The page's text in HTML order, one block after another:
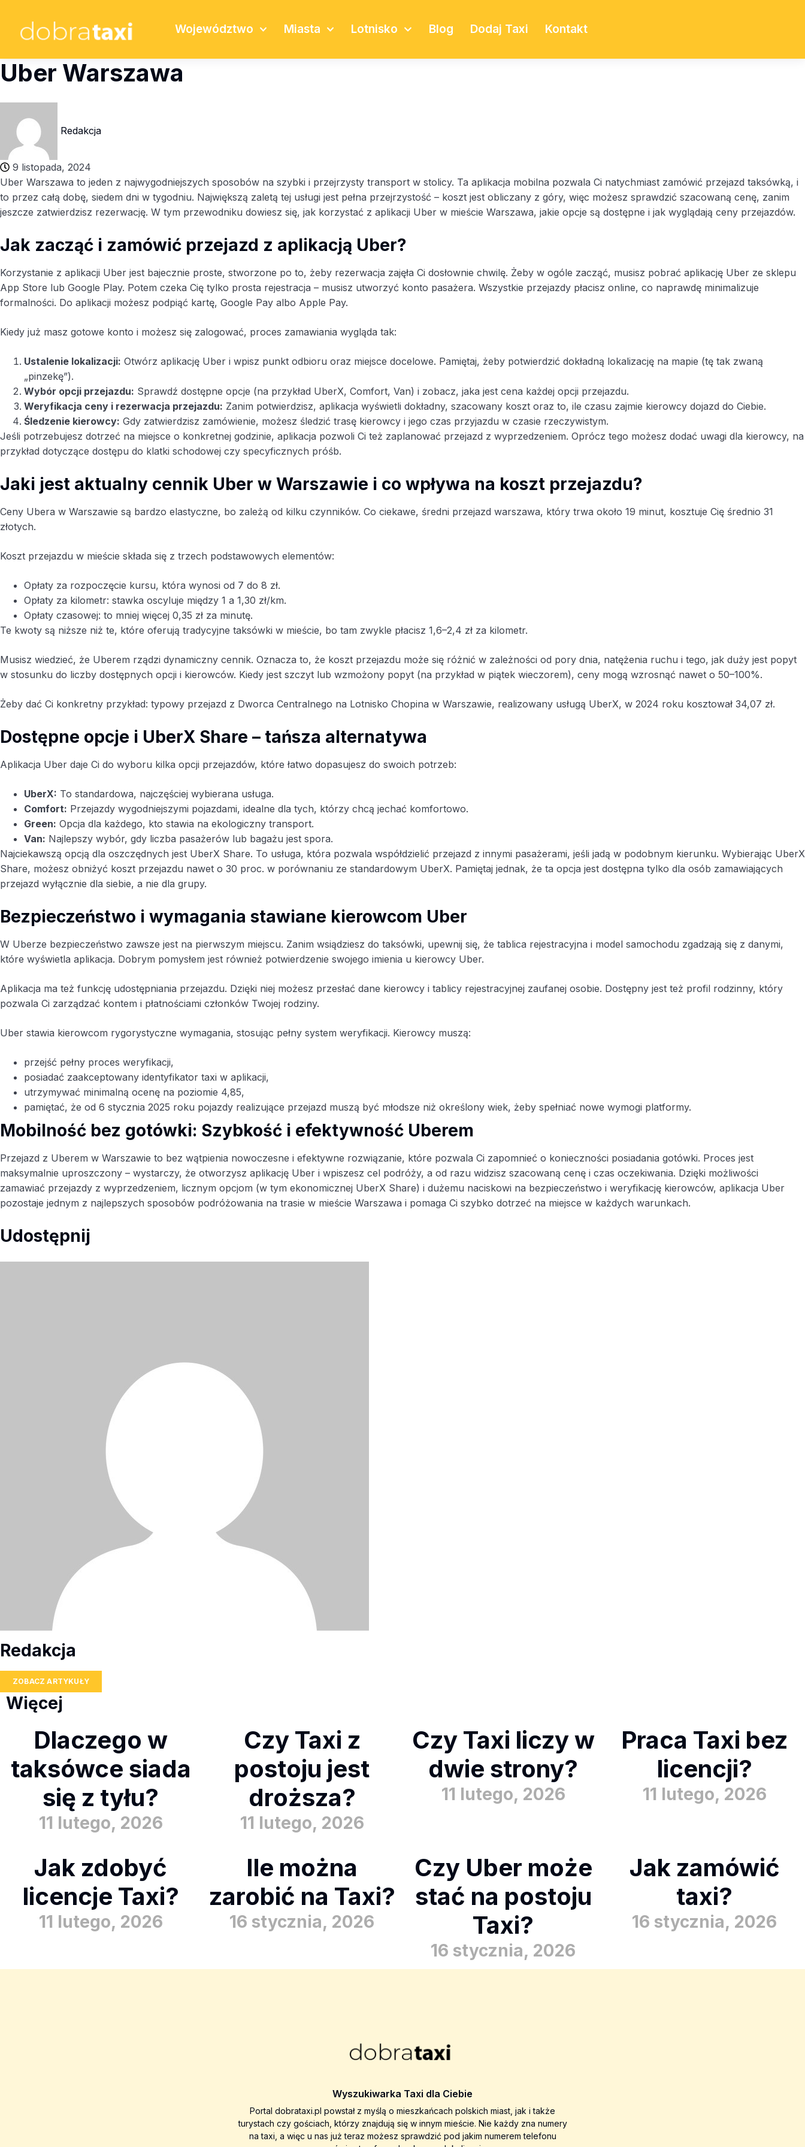
Województwo Miasta Lotnisko Blog Dodaj Taxi Kontakt
Uber Warszawa
Redakcja
9 listopada, 2024
Uber Warszawa to jeden z najwygodniejszych sposobów na szybki i przejrzysty transport w stolicy. Ta aplikacja mobilna pozwala Ci natychmiast zamówić przejazd taksówką, i
to przez całą dobę, siedem dni w tygodniu. Największą zaletą tej usługi jest pełna przejrzystość – koszt jest obliczany z góry, więc możesz sprawdzić szacowaną cenę, zanim
jeszcze zatwierdzisz rezerwację. W tym przewodniku dowiesz się, jak korzystać z aplikacji Uber w mieście Warszawa, jakie opcje są dostępne i jak wyglądają ceny przejazdów.
Jak zacząć i zamówić przejazd z aplikacją Uber?
Korzystanie z aplikacji Uber jest bajecznie proste, stworzone po to, żeby rezerwacja zajęła Ci dosłownie chwilę. Żeby w ogóle zacząć, musisz pobrać aplikację Uber ze sklepu
App Store lub Google Play. Potem czeka Cię tylko prosta rejestracja – musisz utworzyć konto pasażera. Wszystkie przejazdy płacisz online, co naprawdę minimalizuje
formalności. Do aplikacji możesz podpiąć kartę, Google Pay albo Apple Pay.
Kiedy już masz gotowe konto i możesz się zalogować, proces zamawiania wygląda tak:
Ustalenie lokalizacji: Otwórz aplikację Uber i wpisz punkt odbioru oraz miejsce docelowe. Pamiętaj, żeby potwierdzić dokładną lokalizację na mapie (tę tak zwaną
„pinzekę”).
Wybór opcji przejazdu: Sprawdź dostępne opcje (na przykład UberX, Comfort, Van) i zobacz, jaka jest cena każdej opcji przejazdu.
Weryfikacja ceny i rezerwacja przejazdu: Zanim potwierdzisz, aplikacja wyświetli dokładny, szacowany koszt oraz to, ile czasu zajmie kierowcy dojazd do Ciebie.
Śledzenie kierowcy: Gdy zatwierdzisz zamówienie, możesz śledzić trasę kierowcy i jego czas przyjazdu w czasie rzeczywistym.
Jeśli potrzebujesz dotrzeć na miejsce o konkretnej godzinie, aplikacja pozwoli Ci też zaplanować przejazd z wyprzedzeniem. Oprócz tego możesz dodać uwagi dla kierowcy, na
przykład dotyczące dostępu do klatki schodowej czy specyficznych próśb.
Jaki jest aktualny cennik Uber w Warszawie i co wpływa na koszt przejazdu?
Ceny Ubera w Warszawie są bardzo elastyczne, bo zależą od kilku czynników. Co ciekawe, średni przejazd warszawa, który trwa około 19 minut, kosztuje Cię średnio 31
złotych.
Koszt przejazdu w mieście składa się z trzech podstawowych elementów:
Opłaty za rozpoczęcie kursu, która wynosi od 7 do 8 zł.
Opłaty za kilometr: stawka oscyluje między 1 a 1,30 zł/km.
Opłaty czasowej: to mniej więcej 0,35 zł za minutę.
Te kwoty są niższe niż te, które oferują tradycyjne taksówki w mieście, bo tam zwykle płacisz 1,6–2,4 zł za kilometr.
Musisz wiedzieć, że Uberem rządzi dynamiczny cennik. Oznacza to, że koszt przejazdu może się różnić w zależności od pory dnia, natężenia ruchu i tego, jak duży jest popyt
w stosunku do liczby dostępnych opcji i kierowców. Kiedy jest szczyt lub wzmożony popyt (na przykład w piątek wieczorem), ceny mogą wzrosnąć nawet o 50–100%.
Żeby dać Ci konkretny przykład: typowy przejazd z Dworca Centralnego na Lotnisko Chopina w Warszawie, realizowany usługą UberX, w 2024 roku kosztował 34,07 zł.
Dostępne opcje i UberX Share – tańsza alternatywa
Aplikacja Uber daje Ci do wyboru kilka opcji przejazdów, które łatwo dopasujesz do swoich potrzeb:
UberX: To standardowa, najczęściej wybierana usługa.
Comfort: Przejazdy wygodniejszymi pojazdami, idealne dla tych, którzy chcą jechać komfortowo.
Green: Opcja dla każdego, kto stawia na ekologiczny transport.
Van: Najlepszy wybór, gdy liczba pasażerów lub bagażu jest spora.
Najciekawszą opcją dla oszczędnych jest UberX Share. To usługa, która pozwala współdzielić przejazd z innymi pasażerami, jeśli jadą w podobnym kierunku. Wybierając UberX
Share, możesz obniżyć koszt przejazdu nawet o 30 proc. w porównaniu ze standardowym UberX. Pamiętaj jednak, że ta opcja jest dostępna tylko dla osób zamawiających
przejazd wyłącznie dla siebie, a nie dla grupy.
Bezpieczeństwo i wymagania stawiane kierowcom Uber
W Uberze bezpieczeństwo zawsze jest na pierwszym miejscu. Zanim wsiądziesz do taksówki, upewnij się, że tablica rejestracyjna i model samochodu zgadzają się z danymi,
które wyświetla aplikacja. Dobrym pomysłem jest również potwierdzenie swojego imienia u kierowcy Uber.
Aplikacja ma też funkcję udostępniania przejazdu. Dzięki niej możesz przesłać dane kierowcy i tablicy rejestracyjnej zaufanej osobie. Dostępny jest też profil rodzinny, który
pozwala Ci zarządzać kontem i płatnościami członków Twojej rodziny.
Uber stawia kierowcom rygorystyczne wymagania, stosując pełny system weryfikacji. Kierowcy muszą:
przejść pełny proces weryfikacji,
posiadać zaakceptowany identyfikator taxi w aplikacji,
utrzymywać minimalną ocenę na poziomie 4,85,
pamiętać, że od 6 stycznia 2025 roku pojazdy realizujące przejazd muszą być młodsze niż określony wiek, żeby spełniać nowe wymogi platformy.
Mobilność bez gotówki: Szybkość i efektywność Uberem
Przejazd z Uberem w Warszawie to bez wątpienia nowoczesne i efektywne rozwiązanie, które pozwala Ci zapomnieć o konieczności posiadania gotówki. Proces jest
maksymalnie uproszczony – wystarczy, że otworzysz aplikację Uber i wpiszesz cel podróży, a od razu widzisz szacowaną cenę i czas oczekiwania. Dzięki możliwości
zamawiać przejazdy z wyprzedzeniem, licznym opcjom (w tym ekonomicznej UberX Share) i dużemu naciskowi na bezpieczeństwo i weryfikację kierowców, aplikacja Uber
pozostaje jednym z najlepszych sposobów podróżowania na trasie w mieście Warszawa i pomaga Ci szybko dotrzeć na miejsce w każdych warunkach.
Udostępnij
Redakcja
ZOBACZ ARTYKUŁY
Więcej
Dlaczego w
taksówce siada
się z tyłu?
11 lutego, 2026
Czy Taxi z
postoju jest
droższa?
11 lutego, 2026
Czy Taxi liczy w
dwie strony?
11 lutego, 2026
Praca Taxi bez
licencji?
11 lutego, 2026
Jak zdobyć
licencje Taxi?
11 lutego, 2026
Ile można
zarobić na Taxi?
16 stycznia, 2026
Czy Uber może
stać na postoju
Taxi?
16 stycznia, 2026
Jak zamówić
taxi?
16 stycznia, 2026
Wyszukiwarka Taxi dla Ciebie
Portal dobrataxi.pl powstał z myślą o mieszkańcach polskich miast, jak i także
turystach czy gościach, którzy znajdują się w innym mieście. Nie każdy zna numery
na taxi, a więc u nas już teraz możesz sprawdzić pod jakim numerem telefonu